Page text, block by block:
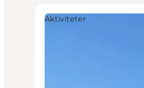
Aktiviteter